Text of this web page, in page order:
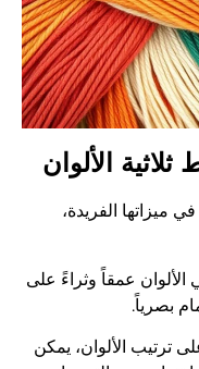
الألوان
ميزاتها الفريدة،
الألوان عمقاً وثراءً على
بصرياً.
ترتيب الألوان، يمكن